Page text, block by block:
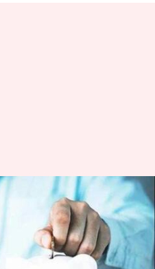
rich: చిన్న
అయ్యి హాయిగా
ఈ